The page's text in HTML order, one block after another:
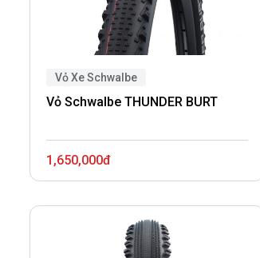
Vỏ Xe Schwalbe
Vỏ Schwalbe THUNDER BURT
1,650,000đ